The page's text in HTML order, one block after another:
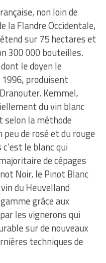
non loin de
la Flandre Occidentale,
sur 75 hectares et
300 000 bouteilles.
le doyen le
produisent
Kemmel,
du vin blanc
la méthode
de rosé et du rouge
le blanc qui
de cépages
Noir, le Pinot Blanc
du Heuvelland
grâce aux
les vignerons qui
sur de nouveaux
techniques de